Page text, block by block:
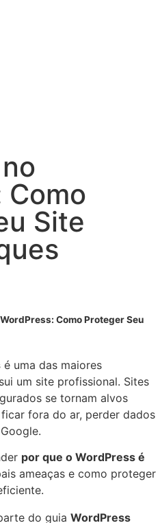
Como
Site
Como Proteger Seu
é uma das maiores
um site profissional. Sites
se tornam alvos
fora do ar, perder dados
por que o WordPress é
ameaças e como proteger
do guia WordPress